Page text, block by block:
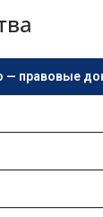
— правовые